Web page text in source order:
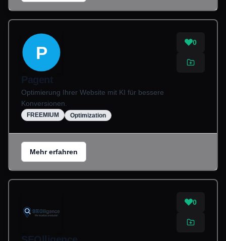
P
0
Pagent
Optimierung Ihrer Website mit KI für bessere
Konversionen.
FREEMIUM Optimization
Mehr erfahren
0